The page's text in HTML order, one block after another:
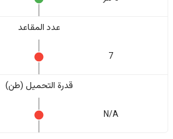
عدد المقاعد
7
قدرة التحميل (طن)
N/A